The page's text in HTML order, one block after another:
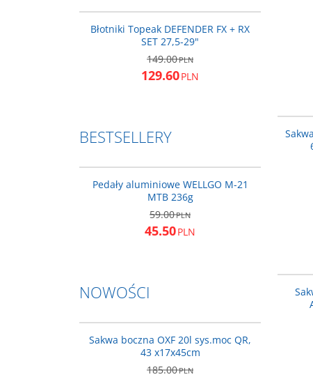
Błotniki Topeak DEFENDER FX + RX
SET 27,5-29"
149.00PLN
129.60PLN
BESTSELLERY
Pedały aluminiowe WELLGO M-21
MTB 236g
59.00PLN
45.50PLN
NOWOŚCI
Sakwa boczna OXF 20l sys.moc QR,
43 x17x45cm
185.00PLN